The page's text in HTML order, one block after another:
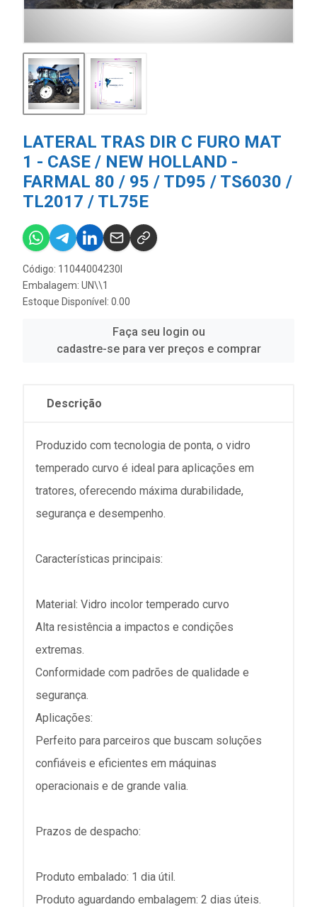
LATERAL TRAS DIR C FURO MAT
1 - CASE / NEW HOLLAND -
FARMAL 80 / 95 / TD95 / TS6030 /
TL2017 / TL75E
Código: 11044004230I
Embalagem: UN\\1
Estoque Disponível: 0.00
Faça seu login ou
cadastre-se para ver preços e comprar
Descrição
Produzido com tecnologia de ponta, o vidro
temperado curvo é ideal para aplicações em
tratores, oferecendo máxima durabilidade,
segurança e desempenho.
Características principais:
Material: Vidro incolor temperado curvo
Alta resistência a impactos e condições
extremas.
Conformidade com padrões de qualidade e
segurança.
Aplicações:
Perfeito para parceiros que buscam soluções
confiáveis e eficientes em máquinas
operacionais e de grande valia.
Prazos de despacho:
Produto embalado: 1 dia útil.
Produto aguardando embalagem: 2 dias úteis.